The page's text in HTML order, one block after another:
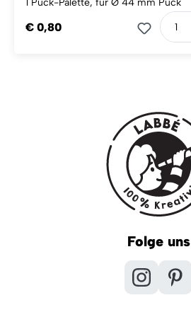
1 Puck-Palette, für Ø 44 mm Puck
€ 0,80
Folge uns